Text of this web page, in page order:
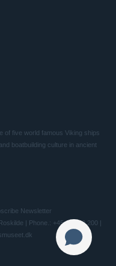
of five world famous Viking ships
boatbuilding culture in ancient
Newsletter
| Phone.: +45 46 300 200 |